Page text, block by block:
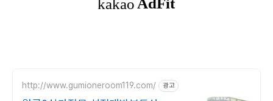
http://www.gumioneroom119.com/ 광고